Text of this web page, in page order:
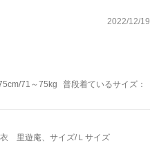
2022/12/19
71～75kg
普段着ているサイズ：
里遊庵、サイズ/Ｌサイズ